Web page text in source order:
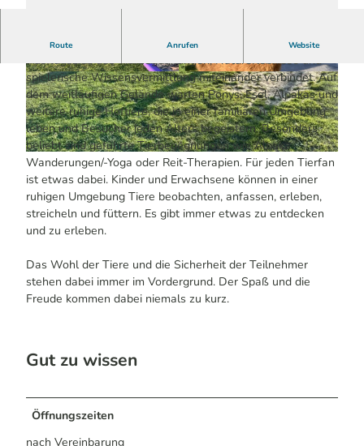
© Jasmin Frank / Das Bergische | KI-optimiert |CC-BY-SA
© Jasmin Frank / Das Bergische | KI-optimiert
|CC-BY-SA
© Jasmin Frank / Das Bergische | KI-optimiert
|CC-BY-SA
Route Anrufen Website
Die Kuhlbacher Fellnasen bieten ein abwechslungsreiches
Ausflugsziel, das Tierbegegnungen, Naturerlebnisse und
spielerische Wissensvermittlung miteinander verbindet. Auf
dem weitläufigen Gelände warten Ponys, Esel, Alpakas und
weitere ruhige Hoftiere, die in einer familiären Umgebung
leben und Besucher jeden Alters begeistern. Besonders
beliebt sind geführte Tierbegegnungen wie Alpaka-
Wanderungen/-Yoga oder Reit-Therapien. Für jeden Tierfan
ist etwas dabei. Kinder und Erwachsene können in einer
ruhigen Umgebung Tiere beobachten, anfassen, erleben,
streicheln und füttern. Es gibt immer etwas zu entdecken
und zu erleben.
Das Wohl der Tiere und die Sicherheit der Teilnehmer
stehen dabei immer im Vordergrund. Der Spaß und die
Freude kommen dabei niemals zu kurz.
Gut zu wissen
Öffnungszeiten
nach Vereinbarung